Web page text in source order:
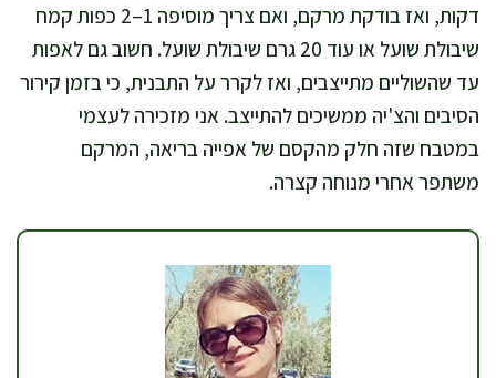
דקות, ואז בודקת מרקם, ואם צריך מוסיפה 1–2 כפות קמח
שיבולת שועל או עוד 20 גרם שיבולת שועל. חשוב גם לאפות
עד שהשוליים מתייצבים, ואז לקרר על התבנית, כי בזמן קירור
הסיבים והצ'יה ממשיכים להתייצב. אני מזכירה לעצמי
במטבח שזה חלק מהקסם של אפייה בריאה, המרקם
משתפר אחרי מנוחה קצרה.